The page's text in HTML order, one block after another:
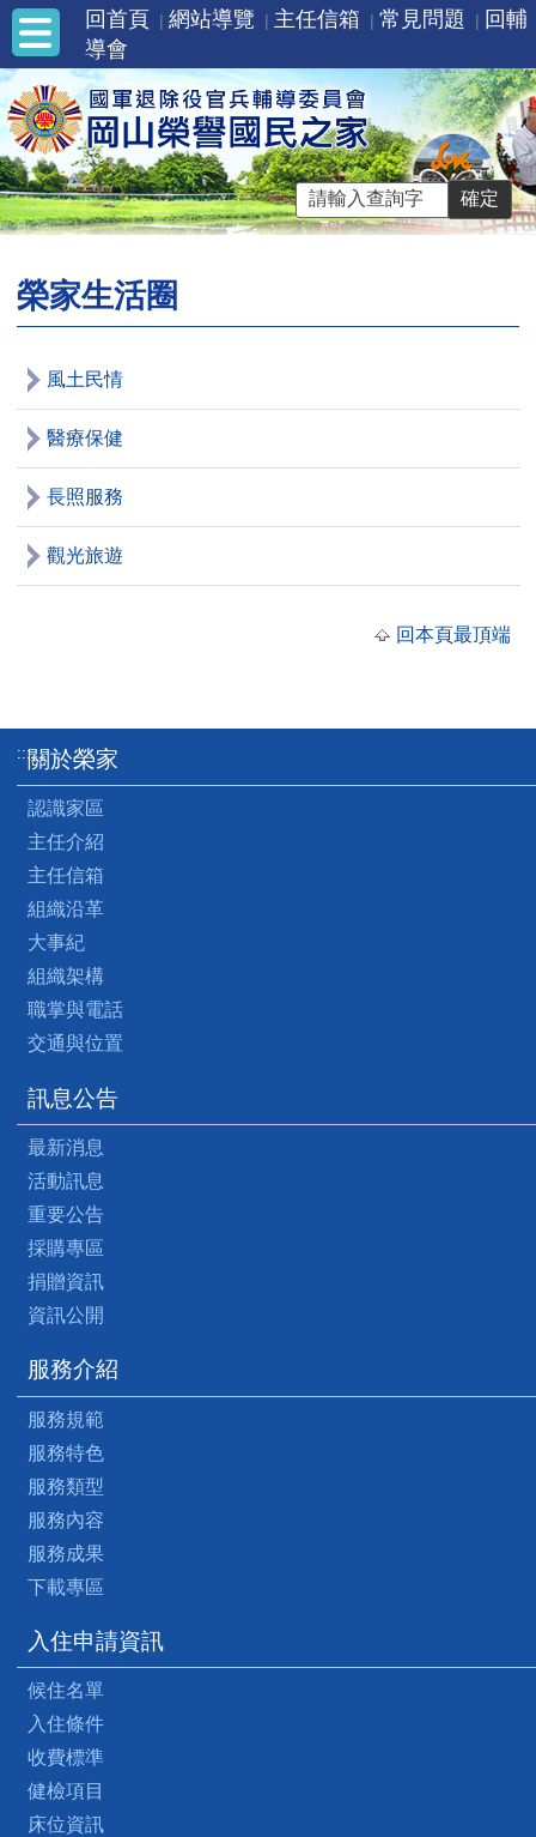
回首頁 網站導覽 主任信箱 常見問題
回輔
導會
榮家生活圈
風土民情
醫療保健
長照服務
觀光旅遊
回本頁最頂端
:::關於榮家
認識家區
主任介紹
主任信箱
組織沿革
大事紀
組織架構
職掌與電話
交通與位置
訊息公告
最新消息
活動訊息
重要公告
採購專區
捐贈資訊
資訊公開
服務介紹
服務規範
服務特色
服務類型
服務內容
服務成果
下載專區
入住申請資訊
候住名單
入住條件
收費標準
健檢項目
床位資訊